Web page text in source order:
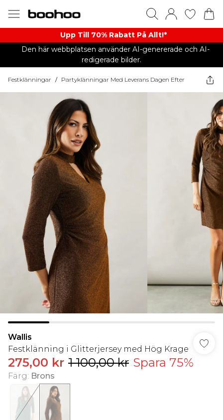
Upp Till 70% Rabatt På Allt!*
Den här webbplatsen använder AI-genererade och AI-
redigerade bilder.
Festklänningar / Partyklänningar Med Leverans Dagen Efter
Wallis
Festklänning i Glitterjersey med Hög Krage
275,00 kr 1 100,00 kr Spara 75%
Färg: Brons